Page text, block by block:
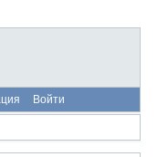
Войти